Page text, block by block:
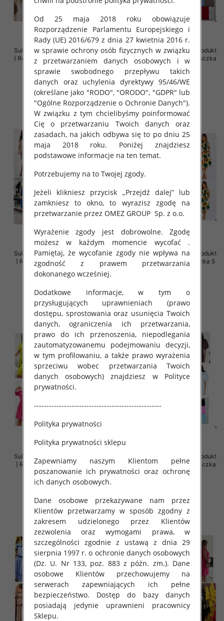
Sukienki damskie (Polska produkt
) Roz Standard , Mix Kolor Paczka
5 szt
40.00 zł
szczegóły
Sukienki damskie (Polska produkt
) Roz Standard , Mix Kolor Paczka
5 szt
40.00 zł
szczegóły
Sukienki damskie (Polska produkt
) Roz 38-48, Mix Kolor Paczka 5
szczegóły
Sukienki damskie (Polska produkt
) Roz 36-44, Mix Kolor Paczka 5
szczegóły
Sukienki damskie (Polska produkt
) Roz 40-48, Mix Kolor Paczka 5
szt
42.00 zł
szczegóły
Sukienki damskie (Polska produkt
) Roz Standard, Mix Kolor Paczka
5 szt
szczegóły
Od 25 maja 2018 roku obowiązuje
Rozporządzenie Parlamentu Europejskiego i
Rady (UE) 2016/679 z dnia 27 kwietnia 2016 r.
w sprawie ochrony osób fizycznych w związku
z przetwarzaniem danych osobowych i w
sprawie swobodnego przepływu takich
danych oraz uchylenia dyrektywy 95/46/WE
(określane jako "RODO", "ORODO", "GDPR" lub
"Ogólne Rozporządzenie o Ochronie Danych").
W związku z tym chcielibyśmy poinformować
Cię o przetwarzaniu Twoich danych oraz
zasadach, na jakich odbywa się to po dniu 25
maja 2018 roku. Poniżej znajdziesz
podstawowe informacje na ten temat.
Potrzebujemy na to Twojej zgody.
Jeżeli klikniesz przycisk „Przejdź dalej” lub
zamkniesz to okno, to wyrazisz zgodę na
przetwarzanie przez OMEZ GROUP Sp. z o.o.
Wyrażenie zgody jest dobrowolne. Zgodę
możesz w każdym momencie wycofać .
Pamiętaj, że wycofanie zgody nie wpływa na
zgodność z prawem przetwarzania
dokonanego wcześniej.
Dodatkowe informacje, w tym o
przysługujących uprawnieniach (prawo
dostępu, sprostowania oraz usunięcia Twoich
danych, ograniczenia ich przetwarzania,
prawo do ich przenoszenia, niepodlegania
zautomatyzowanemu podejmowaniu decyzji,
w tym profilowaniu, a także prawo wyrażenia
sprzeciwu wobec przetwarzania Twoich
danych osobowych) znajdziesz w Polityce
prywatności.
---------------------------------------------------
Polityka prywatności
Polityka prywatności sklepu
Zapewniamy naszym Klientom pełne
poszanowanie ich prywatności oraz ochronę
ich danych osobowych.
Dane osobowe przekazywane nam przez
Klientów przetwarzamy w sposób zgodny z
zakresem udzielonego przez Klientów
zezwolenia oraz wymogami prawa, w
szczególności zgodnie z ustawą z dnia 29
sierpnia 1997 r. o ochronie danych osobowych
(Dz. U. Nr 133, poz. 883 z późn. zm.). Dane
osobowe Klientów przechowujemy na
serwerach zapewniających ich pełne
bezpieczeństwo. Dostęp do bazy danych
posiadają jedynie uprawnieni pracownicy
Sklepu.